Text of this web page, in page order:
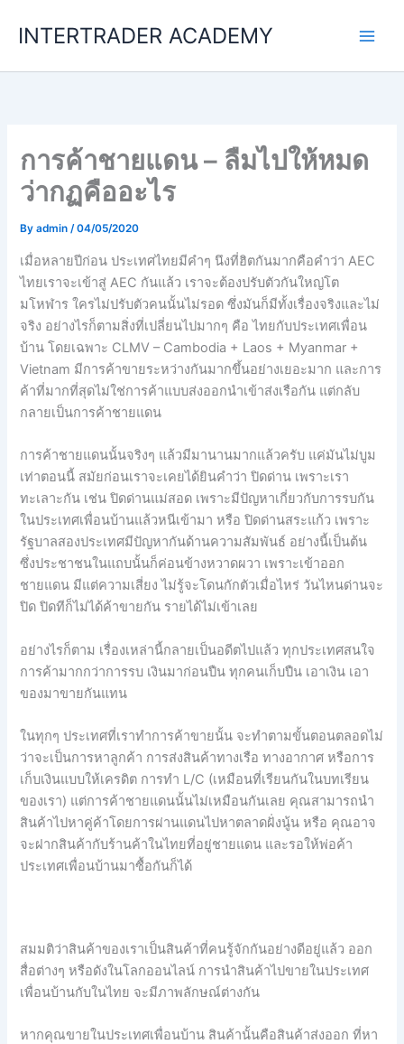
INTERTRADER ACADEMY
การค้าชายแดน – ลืมไปให้หมด
ว่ากฏคืออะไร
Byadmin/04/05/2020
เมื่อหลายปีก่อน ประเทศไทยมีคำๆ นึงที่ฮิตกันมากคือคำว่า AEC
ไทยเราจะเข้าสู่ AEC กันแล้ว เราจะต้องปรับตัวกันใหญ่โต
มโหฬาร ใครไม่ปรับตัวคนนั้นไม่รอด ซึ่งมันก็มีทั้งเรื่องจริงและไม่
จริง อย่างไรก็ตามสิ่งที่เปลี่ยนไปมากๆ คือ ไทยกับประเทศเพื่อน
บ้าน โดยเฉพาะ CLMV – Cambodia + Laos + Myanmar +
Vietnam มีการค้าขายระหว่างกันมากขึ้นอย่างเยอะมาก และการ
ค้าที่มากที่สุดไม่ใช่การค้าแบบส่งออกนำเข้าส่งเรือกัน แต่กลับ
กลายเป็นการค้าชายแดน
การค้าชายแดนนั้นจริงๆ แล้วมีมานานมากแล้วครับ แค่มันไม่บูม
เท่าตอนนี้ สมัยก่อนเราจะเคยได้ยินคำว่า ปิดด่าน เพราะเรา
ทะเลาะกัน เช่น ปิดด่านแม่สอด เพราะมีปัญหาเกี่ยวกับการรบกัน
ในประเทศเพื่อนบ้านแล้วหนีเข้ามา หรือ ปิดด่านสระแก้ว เพราะ
รัฐบาลสองประเทศมีปัญหากันด้านความสัมพันธ์ อย่างนี้เป็นต้น
ซึ่งประชาชนในแถบนั้นก็ค่อนข้างหวาดผวา เพราะเข้าออก
ชายแดน มีแต่ความเสี่ยง ไม่รู้จะโดนกักตัวเมื่อไหร่ วันไหนด่านจะ
ปิด ปิดทีก็ไม่ได้ค้าขายกัน รายได้ไม่เข้าเลย
อย่างไรก็ตาม เรื่องเหล่านี้กลายเป็นอดีตไปแล้ว ทุกประเทศสนใจ
การค้ามากกว่าการรบ เงินมาก่อนปืน ทุกคนเก็บปืน เอาเงิน เอา
ของมาขายกันแทน
ในทุกๆ ประเทศที่เราทำการค้าขายนั้น จะทำตามขั้นตอนตลอดไม่
ว่าจะเป็นการหาลูกค้า การส่งสินค้าทางเรือ ทางอากาศ หรือการ
เก็บเงินแบบให้เครดิต การทำ L/C (เหมือนที่เรียนกันในบทเรียน
ของเรา) แต่การค้าชายแดนนั้นไม่เหมือนกันเลย คุณสามารถนำ
สินค้าไปหาคู่ค้าโดยการผ่านแดนไปหาตลาดฝั่งนู้น หรือ คุณอาจ
จะฝากสินค้ากับร้านค้าในไทยที่อยู่ชายแดน และรอให้พ่อค้า
ประเทศเพื่อนบ้านมาซื้อกันก็ได้
สมมติว่าสินค้าของเราเป็นสินค้าที่คนรู้จักกันอย่างดีอยู่แล้ว ออก
สื่อต่างๆ หรือดังในโลกออนไลน์ การนำสินค้าไปขายในประเทศ
เพื่อนบ้านกับในไทย จะมีภาพลักษณ์ต่างกัน
หากคุณขายในประเทศเพื่อนบ้าน สินค้านั้นคือสินค้าส่งออก ที่หา